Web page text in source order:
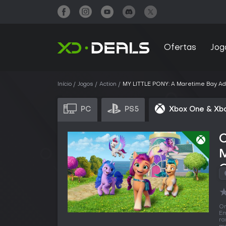
Ofertas
Início Jogos Action MY LITTLE PONY: A Maretime Bay
PC PS5 Xbox One &